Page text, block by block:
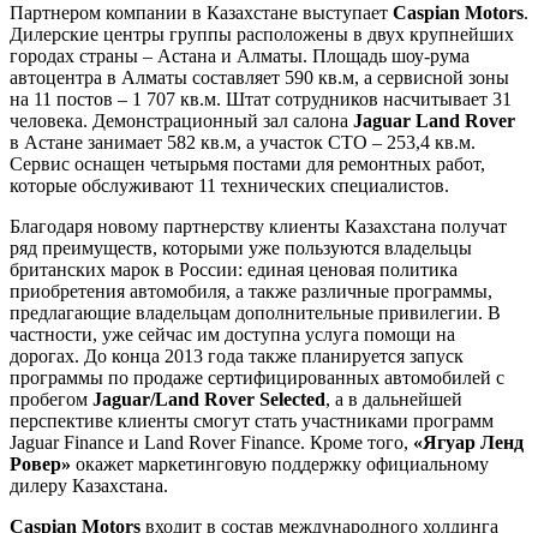
Партнером компании в Казахстане выступает Caspian Motors.
Дилерские центры группы расположены в двух крупнейших
городах страны – Астана и Алматы. Площадь шоу-рума
автоцентра в Алматы составляет 590 кв.м, а сервисной зоны
на 11 постов – 1 707 кв.м. Штат сотрудников насчитывает 31
человека. Демонстрационный зал салона Jaguar Land Rover
в Астане занимает 582 кв.м, а участок СТО – 253,4 кв.м.
Сервис оснащен четырьмя постами для ремонтных работ,
которые обслуживают 11 технических специалистов.
Благодаря новому партнерству клиенты Казахстана получат
ряд преимуществ, которыми уже пользуются владельцы
британских марок в России: единая ценовая политика
приобретения автомобиля, а также различные программы,
предлагающие владельцам дополнительные привилегии. В
частности, уже сейчас им доступна услуга помощи на
дорогах. До конца 2013 года также планируется запуск
программы по продаже сертифицированных автомобилей с
пробегом Jaguar/Land Rover Selected, а в дальнейшей
перспективе клиенты смогут стать участниками программ
Jaguar Finance и Land Rover Finance. Кроме того, «Ягуар Ленд
Ровер» окажет маркетинговую поддержку официальному
дилеру Казахстана.
Caspian Motors входит в состав международного холдинга